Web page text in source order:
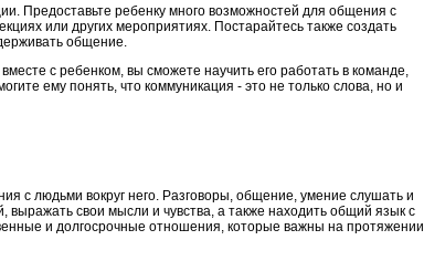
Предоставьте ребенку много возможностей для общения с
или других мероприятиях. Постарайтесь также создать
общение.
с ребенком, вы сможете научить его работать в команде,
ему понять, что коммуникация - это не только слова, но и
с людьми вокруг него. Разговоры, общение, умение слушать и
свои мысли и чувства, а также находить общий язык с
и долгосрочные отношения, которые важны на протяжении